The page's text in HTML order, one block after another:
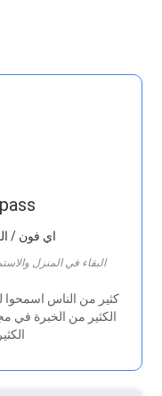
اي فون /
البقاء في المنزل
الكثير من الخبرة في